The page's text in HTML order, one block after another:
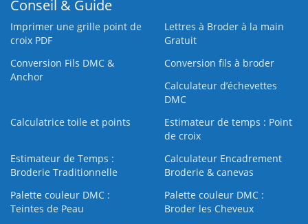
Conseil & Guide
Imprimer une grille point de
croix PDF
Lettres à Broder à la main
Gratuit
Conversion Fils DMC &
Anchor
Conversion fils à broder
Calculateur d’échevettes
DMC
Calculatrice toile et points
Estimateur de temps : Point
de croix
Estimateur de Temps :
Broderie Traditionnelle
Calculateur Encadrement
Broderie & canevas
Palette couleur DMC :
Teintes de Peau
Palette couleur DMC :
Broder les Cheveux